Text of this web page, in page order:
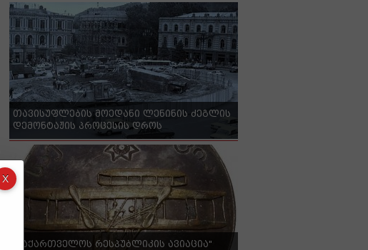
თავისუფლების მოედანი ლენინის ძეგლის
დემონტაჟის პროცესის დროს
"საქართველოს რესპუბლიკის ავიაცია"